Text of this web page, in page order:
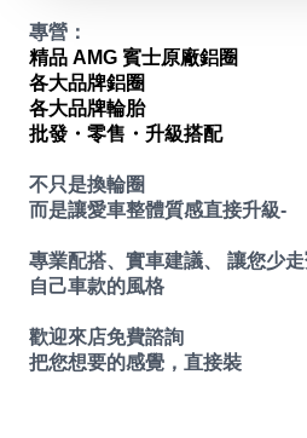
專營：
精品 AMG 賓士原廠鋁圈
各大品牌鋁圈
各大品牌輪胎
批發・零售・升級搭配
不只是換輪圈
而是讓愛車整體質感直接升級-
專業配搭、實車建議、 讓您少
自己車款的風格
歡迎來店免費諮詢
把您想要的感覺，直接裝